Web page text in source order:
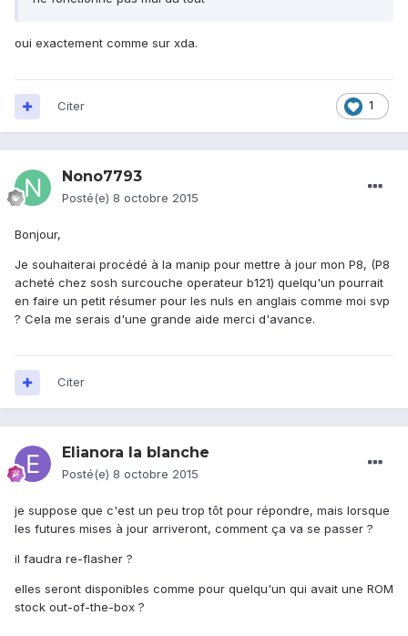
oui exactement comme sur xda.
1
Citer
Nono7793
Posté(e) 8 octobre 2015
Bonjour,
Je souhaiterai procédé à la manip pour mettre à jour mon P8, (P8
acheté chez sosh surcouche operateur b121) quelqu'un pourrait
en faire un petit résumer pour les nuls en anglais comme moi svp
? Cela me serais d'une grande aide merci d'avance.
Citer
Elianora la blanche
Posté(e) 8 octobre 2015
je suppose que c'est un peu trop tôt pour répondre, mais lorsque
les futures mises à jour arriveront, comment ça va se passer ?
il faudra re-flasher ?
elles seront disponibles comme pour quelqu'un qui avait une ROM
stock out-of-the-box ?